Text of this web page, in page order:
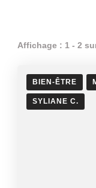
Affichage : 1 - 2
BIEN-ÊTRE
SYLIANE C.